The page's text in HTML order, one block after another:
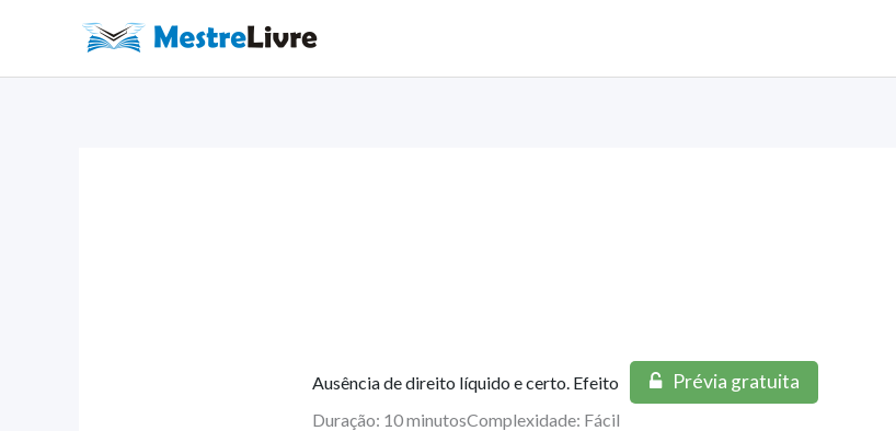
o
Ausência de direito líquido e certo. Efeito Prévia gratuita
Duração: 10 minutosComplexidade: Fácil